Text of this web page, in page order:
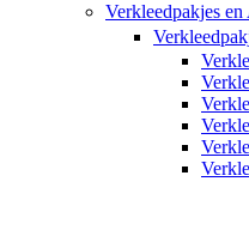
Verkleedpakjes en